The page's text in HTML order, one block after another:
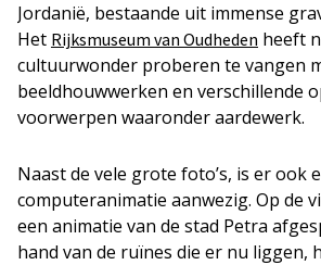
Jordanië, bestaande uit immense
Het Rijksmuseum van Oudheden heeft
cultuurwonder proberen te vangen
beeldhouwwerken en verschillende
voorwerpen waaronder aardewerk.
Naast de vele grote foto’s, is er ook
computeranimatie aanwezig. Op de
een animatie van de stad Petra
hand van de ruïnes die er nu liggen,